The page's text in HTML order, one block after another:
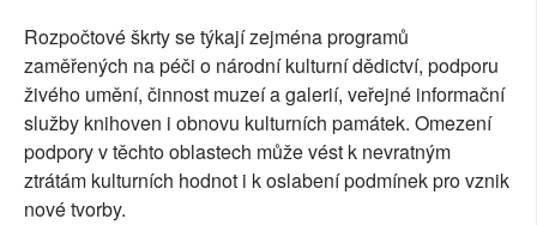
Rozpočtové škrty se týkají zejména programů
zaměřených na péči o národní kulturní dědictví, podporu
živého umění, činnost muzeí a galerií, veřejné informační
služby knihoven i obnovu kulturních památek. Omezení
podpory v těchto oblastech může vést k nevratným
ztrátám kulturních hodnot i k oslabení podmínek pro vznik
nové tvorby.